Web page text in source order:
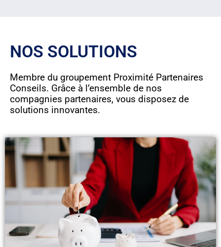
NOS SOLUTIONS
Membre du groupement Proximité Partenaires
Conseils. Grâce à l’ensemble de nos
compagnies partenaires, vous disposez de
solutions innovantes.